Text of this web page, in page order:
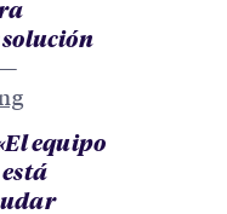
equipo